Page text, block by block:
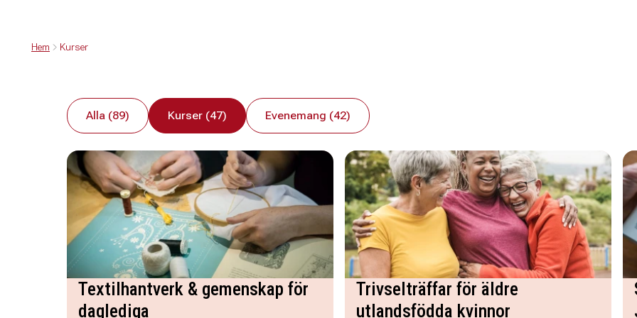
Hem Kurser
Alla (89) Kurser (47) Evenemang (42)
Textilhantverk & gemenskap för
daglediga
Trivselträffar för äldre
utlandsfödda kvinnor